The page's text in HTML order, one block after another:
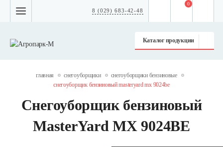
8 (029) 683-42-48
Каталог продукции
0
главная снегоуборщики
снегоуборщики бензиновые
снегоуборщик бензиновый masteryard mx 9024be
Снегоуборщик бензиновый
MasterYard MX 9024BE